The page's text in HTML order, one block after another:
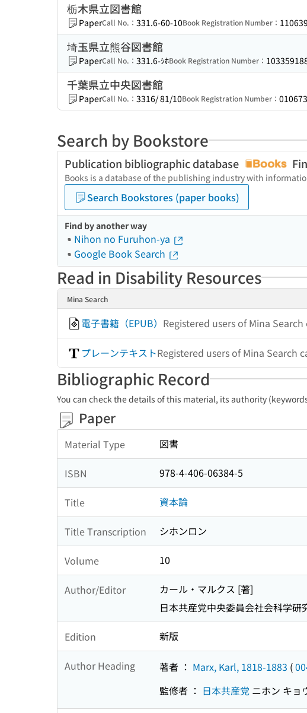
栃木県立図書館
PaperCall No.： 331.6-60-10Book Registration Number：
埼玉県立熊谷図書館
PaperCall No.： 331.6-ｼﾎBook Registration Number：
千葉県立中央図書館
PaperCall No.： 3316/ 81/10Book Registration Number：
Search by Bookstore
Publication bibliographic database
Books is a database of the publishing industry with
Search Bookstores (paper books)
Find by another way
Nihon no Furuhon-ya
Google Book Search
Read in Disability Resources
Mina Search
電子書籍（EPUB） Registered users of Mina
プレーンテキストRegistered users of Mina
Bibliographic Record
You can check the details of this material, its authority
Paper
Material Type 図書
ISBN 978-4-406-06384-5
Title 資本論
Title Transcription シホンロン
Volume 10
Author/Editor
カール・マルクス [著]
日本共産党中央委員会社会科学研
Edition 新版
Author Heading 著者 ： Marx, Karl, 1818-1883 (
監修者 ： 日本共産党 ニホン キョ